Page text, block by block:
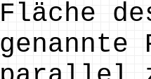
Fläche